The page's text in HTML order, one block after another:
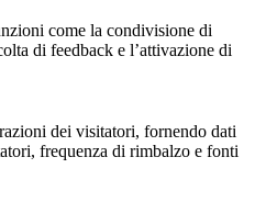
come la condivisione di
di feedback e l’attivazione di
dei visitatori, fornendo dati
frequenza di rimbalzo e fonti